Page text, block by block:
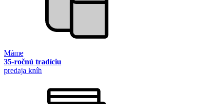
Máme
35-ročnú tradíciu
predaja kníh